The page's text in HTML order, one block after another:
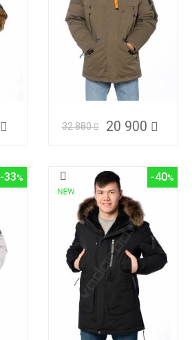
32 880 20 900
-33 -40